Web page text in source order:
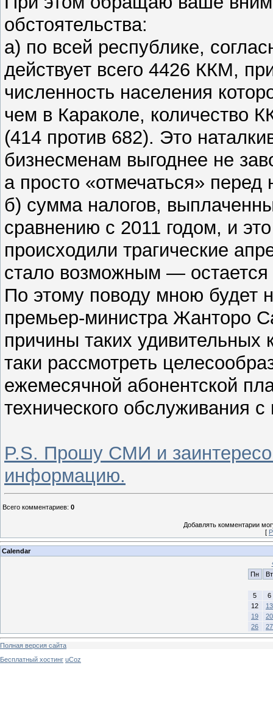
обстоятельства:
а) по всей республике,
действует всего 4426 ККМ,
численность населения
чем в Караколе, количество
(414 против 682). Это
бизнесменам выгоднее не
а просто «отмечаться» перед
б) сумма налогов,
сравнению с 2011 годом, и
происходили трагические
стало возможным — остается
По этому поводу мною будет
премьер-министра Жанторо
причины таких
таки рассмотреть
ежемесячной абонентской
технического обслуживания
P.S. Прошу СМИ и
информацию.
Всего комментариев: 0
Добавлять комментарии
[
Calendar
Пн
Вт
5
6
12
13
19
20
26
27
Полная версия сайта
Бесплатный хостинг uCoz